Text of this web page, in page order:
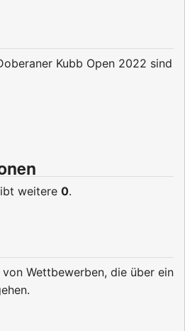
Kubb Open 2022 sind
weitere 0.
Wettbewerben, die über ein